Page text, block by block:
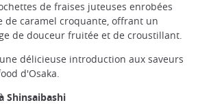
de fraises juteuses enrobées
de caramel croquante, offrant un
de douceur fruitée et de croustillant.
délicieuse introduction aux saveurs
d'Osaka.
Shinsaibashi